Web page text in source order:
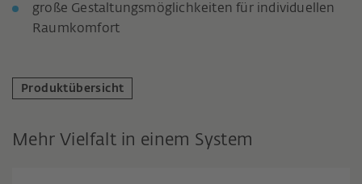
große Gestaltungsmöglichkeiten für individuellen
Raumkomfort
Produktübersicht
Mehr Vielfalt in einem System